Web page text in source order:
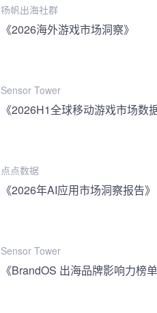
扬帆出海社群
《2026海外游戏市场洞察》
Sensor Tower
《2026H1全球移动游戏市场数
点点数据
《2026年AI应用市场洞察报告》
Sensor Tower
《BrandOS 出海品牌影响力榜